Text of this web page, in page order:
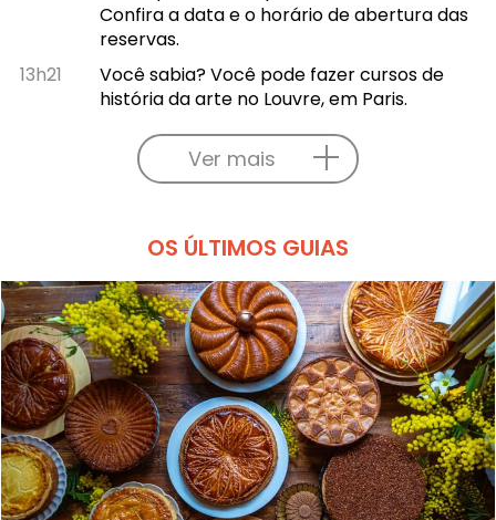
Confira a data e o horário de abertura das
reservas.
13h21
Você sabia? Você pode fazer cursos de
história da arte no Louvre, em Paris.
Ver mais
OS ÚLTIMOS GUIAS